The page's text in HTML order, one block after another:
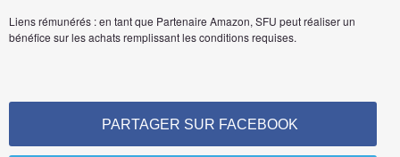
Liens rémunérés : en tant que Partenaire Amazon, SFU peut réaliser un
bénéfice sur les achats remplissant les conditions requises.
PARTAGER SUR FACEBOOK